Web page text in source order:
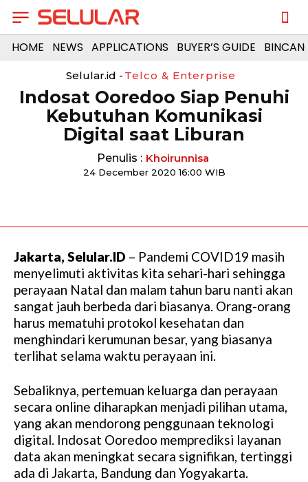
HOME NEWS APPLICATIONS BUYER’S GUIDE
Selular.id - Telco & Enterprise
Indosat Ooredoo Siap Penuhi
Kebutuhan Komunikasi
Digital saat Liburan
Penulis : Khoirunnisa
24 December 2020 16:00 WIB
Jakarta, Selular.ID – Pandemi COVID19 masih
menyelimuti aktivitas kita sehari-hari sehingga
perayaan Natal dan malam tahun baru nanti akan
sangat jauh berbeda dari biasanya. Orang-orang
harus mematuhi protokol kesehatan dan
menghindari kerumunan besar, yang biasanya
terlihat selama waktu perayaan ini.
Sebaliknya, pertemuan keluarga dan perayaan
secara online diharapkan menjadi pilihan utama,
yang akan mendorong penggunaan teknologi
digital. Indosat Ooredoo memprediksi layanan
data akan meningkat secara signifikan, tertinggi
ada di Jakarta, Bandung dan Yogyakarta.